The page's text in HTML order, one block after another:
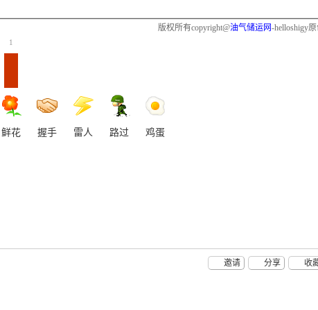
版权所有copyright@油气储运网-helloshigy
1
鲜花 握手 雷人 路过 鸡蛋
收
分享
邀请